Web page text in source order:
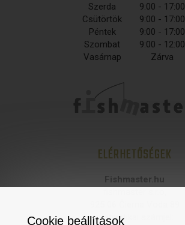
Szerda
9:00 - 17:00
Csütörtök
9:00 - 17:00
Péntek
9:00 - 17:00
Szombat
9:00 - 12:00
Vasárnap
Zárva
ELÉRHETŐSÉGEK
Fishmaster.hu
statisztikai számjel:
Cookie beállítások